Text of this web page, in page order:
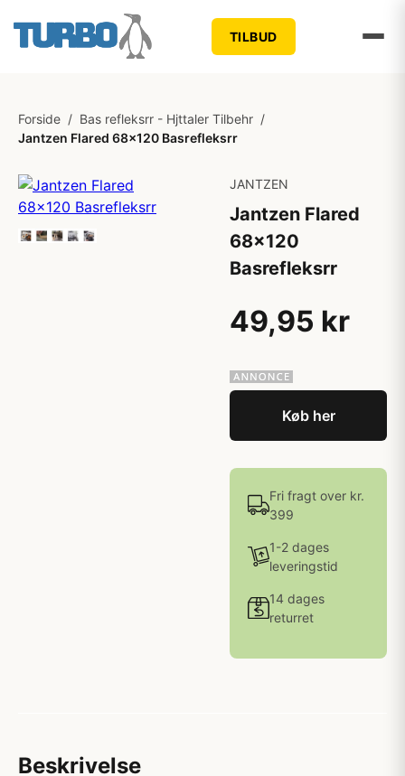
TILBUD
Forside / Bas refleksrr - Hjttaler Tilbehr /
Jantzen Flared 68x120 Basrefleksrr
JANTZEN
Jantzen Flared
68x120
Basrefleksrr
49,95 kr
Køb her
Fri fragt over kr.
399
1-2 dages
leveringstid
14 dages
returret
Beskrivelse